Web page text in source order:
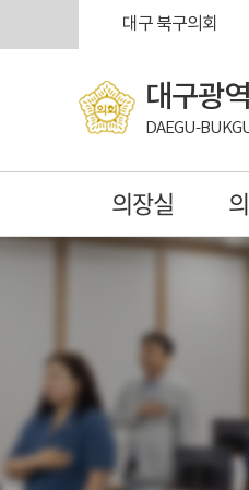
대구 북구의회
대구광
DAEGU-
의장실